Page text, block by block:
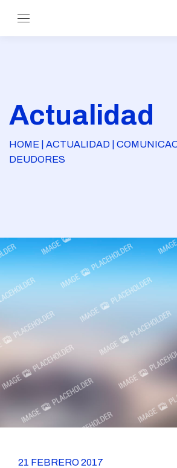
Actualidad
HOME | ACTUALIDAD |
DEUDORES
21 FEBRERO 2017